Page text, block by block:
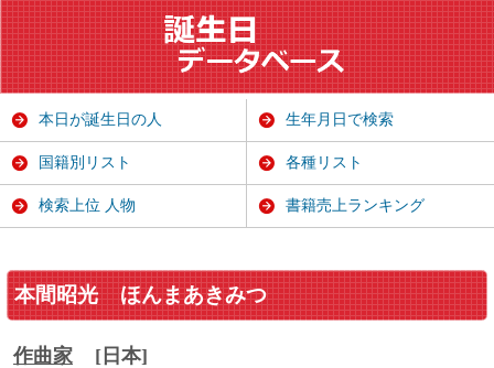
本間昭光 ほんまあきみつ
作曲家
[日本]
本日が誕生日の人 生年月日で検索
国籍別リスト 各種リスト
検索上位 人物 書籍売上ランキング